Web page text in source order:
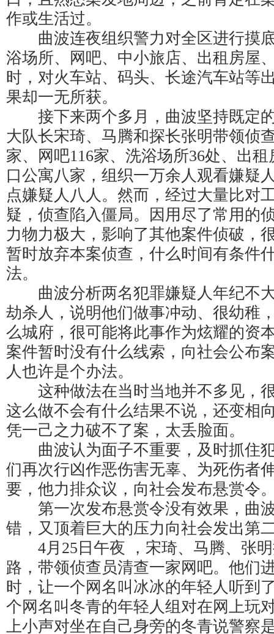
作或生活过。
曲波连夜组织警力对全区进行摸
浴场所、网吧、中小旅店、出租房屋
时，对火车站、码头、长途汽车站等
果却一无所获。
接下来两个多月，曲波坚持既定
大队长宋琦、马腾和探长张明带领侦
家、网吧116家、洗浴场所36处、出
口公寓八家，组织一万余人观看嫌疑
点嫌疑人八人。然而，经过大量比对
疑，侦查陷入僵局。因用尽了常用的
力物力极大，影响了其他案件侦破，
暂时放弃本案侦查，什么时间有条件
法。
曲波分析两名犯罪嫌疑人年纪不
劫杀人，说明他们做事冲动、很幼稚
么城府，很可能将此事作为炫耀的资
案件暂时没有什么线索，向社会公布
人也许是个办法。
这种做法在当时当地并不多见，
这么做不会有什么结果不说，还变相
凭一己之力破不了案，太丢脸面。
曲波认为面子不重要，及时抓住
们再次行凶作恶伤害无辜、为死伤者
要，他力排众议，向社会发布悬赏令
第一次发布悬赏令没有效果，曲
错，又顶着巨大的压力向社会发出第
4月25日午夜 ，宋琦、马腾、张明
路，带领侦查员清查一家网吧。他们
时，让一个网名叫冰冰的年轻人听到
个网名叫冬青的年轻人组对在网上玩
上小声对坐在自己身旁的冬青说警察